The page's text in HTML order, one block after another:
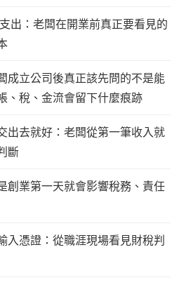
出：老闆在開業前真正要看見的
成立公司後真正該先問的不是能
、稅、金流會留下什麼痕跡
出去就好：老闆從第一筆收入就
斷
創業第一天就會影響稅務、責任
入憑證：從職涯現場看見財稅判